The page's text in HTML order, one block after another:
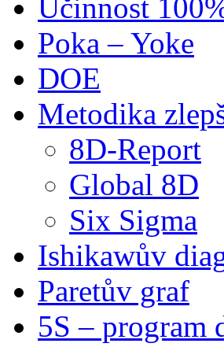
Účinnost
Poka – Yoke
DOE
Metodika
8D-Report
Global 8D
Six Sigma
Ishikawův
Paretův graf
5S – program